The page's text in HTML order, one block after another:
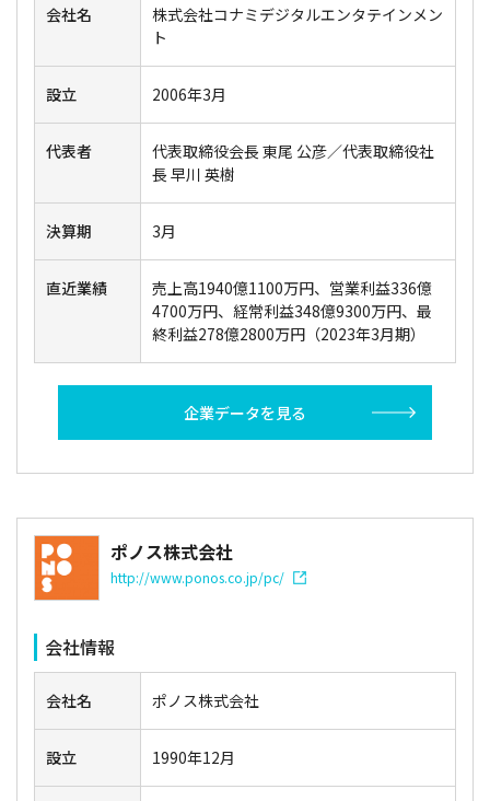
会社名
株式会社コナミデジタルエンタテインメン
ト
設立 2006年3月
代表者
代表取締役会長 東尾 公彦／代表取締役社
長 早川 英樹
決算期 3月
直近業績
売上高1940億1100万円、営業利益336億
4700万円、経常利益348億9300万円、最
終利益278億2800万円（2023年3月期）
企業データを見る
ポノス株式会社
http://www.ponos.co.jp/pc/
会社情報
会社名 ポノス株式会社
設立 1990年12月